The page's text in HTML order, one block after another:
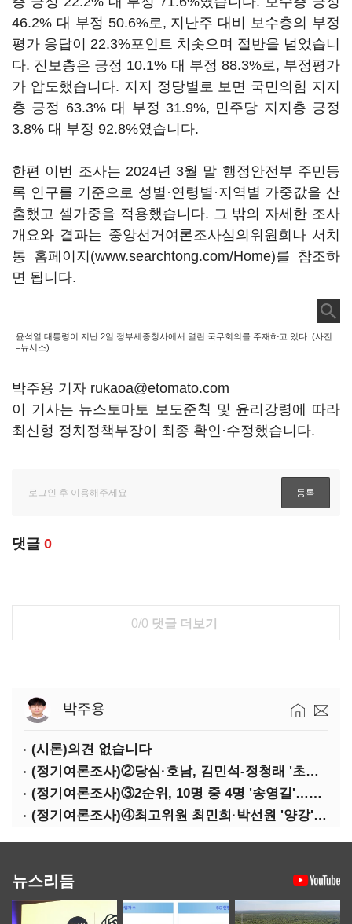
46.2% 대 부정 50.6%로, 지난주 대비 보수층의 부정
평가 응답이 22.3%포인트 치솟으며 절반을 넘었습니
다. 진보층은 긍정 10.1% 대 부정 88.3%로, 부정평가
가 압도했습니다. 지지 정당별로 보면 국민의힘 지지
층 긍정 63.3% 대 부정 31.9%, 민주당 지지층 긍정
3.8% 대 부정 92.8%였습니다.
한편 이번 조사는 2024년 3월 말 행정안전부 주민등
록 인구를 기준으로 성별·연령별·지역별 가중값을 산
출했고 셀가중을 적용했습니다. 그 밖의 자세한 조사
개요와 결과는 중앙선거여론조사심의위원회나 서치
통 홈페이지(www.searchtong.com/Home)를 참조하
면 됩니다.
윤석열 대통령이 지난 2일 정부세종청사에서 열린 국무회의를 주재하고 있다. (사진
=뉴시스)
박주용 기자 rukaoa@etomato.com
이 기사는 뉴스토마토 보도준칙 및 윤리강령에 따라
최신형 정치정책부장이 최종 확인·수정했습니다.
댓글 0
0/0 댓글 더보기
박주용
(시론)의견 없습니다
(정기여론조사)②당심·호남, 김민석-정청래 '초접전'
(정기여론조사)③2순위, 10명 중 4명 '송영길'…정청래 '한 자릿수'
(정기여론조사)④최고위원 최민희·박선원 '양강'…서미화·이성윤·임미애 뒤이어
뉴스리듬